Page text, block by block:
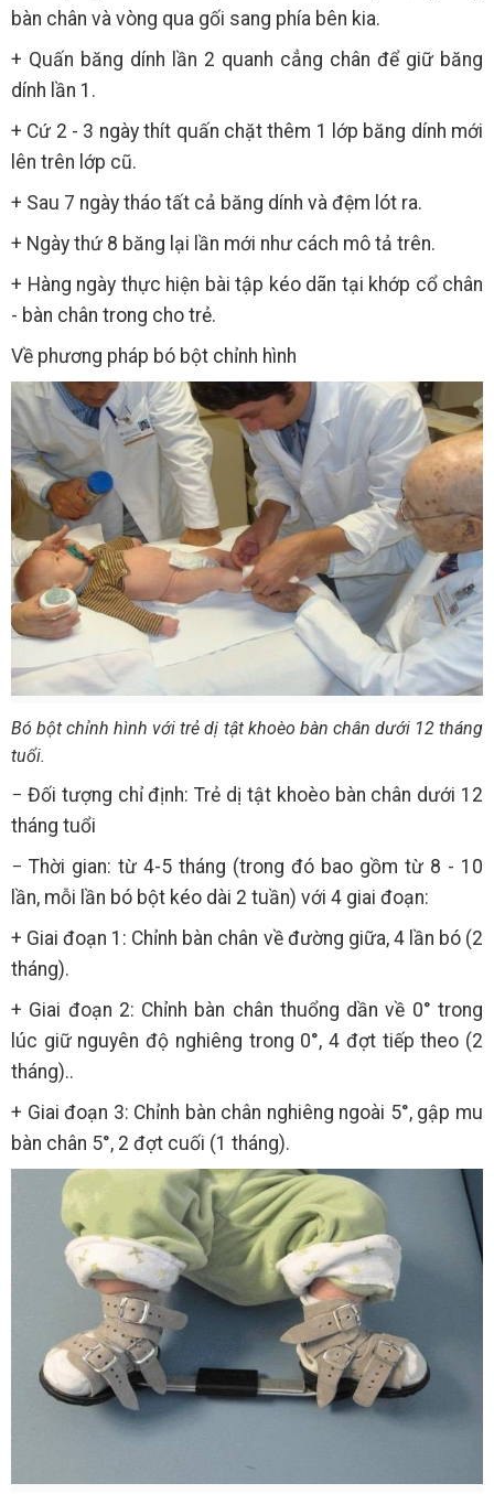
bàn chân và vòng qua gối sang phía bên kia.
+ Quấn băng dính lần 2 quanh cẳng chân để giữ băng
dính lần 1.
+ Cứ 2 - 3 ngày thít quấn chặt thêm 1 lớp băng dính mới
lên trên lớp cũ.
+ Sau 7 ngày tháo tất cả băng dính và đệm lót ra.
+ Ngày thứ 8 băng lại lần mới như cách mô tả trên.
+ Hàng ngày thực hiện bài tập kéo dãn tại khớp cổ chân
- bàn chân trong cho trẻ.
Về phương pháp bó bột chỉnh hình
Bó bột chỉnh hình với trẻ dị tật khoèo bàn chân dưới 12 tháng
tuổi.
− Đối tượng chỉ định: Trẻ dị tật khoèo bàn chân dưới 12
tháng tuổi
− Thời gian: từ 4-5 tháng (trong đó bao gồm từ 8 - 10
lần, mỗi lần bó bột kéo dài 2 tuần) với 4 giai đoạn:
+ Giai đoạn 1: Chỉnh bàn chân về đường giữa, 4 lần bó (2
tháng).
+ Giai đoạn 2: Chỉnh bàn chân thuổng dần về 0° trong
lúc giữ nguyên độ nghiêng trong 0°, 4 đợt tiếp theo (2
tháng)..
+ Giai đoạn 3: Chỉnh bàn chân nghiêng ngoài 5°, gập mu
bàn chân 5°, 2 đợt cuối (1 tháng).